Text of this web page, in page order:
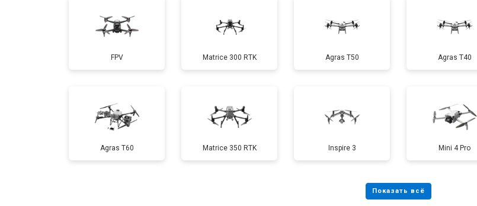
Прошивка от 70 мин
Замена материнской платы от 60 мин
Ремонт корпуса от 100 мин
FPV Matrice 300 RTK Agras T50 Agras T40
Agras T60 Matrice 350 RTK Inspire 3 Mini 4 Pro